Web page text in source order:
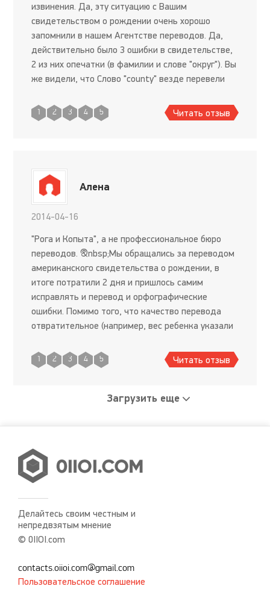
извинения. Да, эту ситуацию с Вашим
свидетельством о рождении очень хорошо
запомнили в нашем Агентстве переводов. Да,
действительно было 3 ошибки в свидетельстве,
2 из них опечатки (в фамилии и слове "округ"). Вы
же видели, что Cлово "county" везде перевели
написали страна и отправили
1 2 3 4 5 Читать отзыв
Алена
2014-04-16
"Рога и Копыта", а не профессиональное бюро
переводов. &nbsp;Мы обращались за переводом
американского свидетельства о рождении, в
итоге потратили 2 дня и пришлось самим
исправлять и перевод и орфографические
ошибки. Помимо того, что качество перевода
отвратительное (например, вес ребенка указали
как ливры, а county (окру
1 2 3 4 5 Читать отзыв
Загрузить еще
Делайтесь своим честным и
непредвзятым мнение
© 0IIOI.com
contacts.oiioi.com@gmail.com
Пользовательское соглашение